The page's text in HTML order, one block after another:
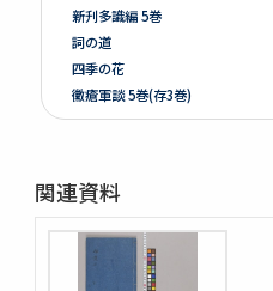
新刋多識編 5巻
詞の道
四季の花
黴瘡軍談 5巻(存3巻)
煮藥漫抄 2巻
北女閭起原 3巻
さんてう記ときのたいこ
さんてう記ときのたいこ
疱瘡絵
関連資料